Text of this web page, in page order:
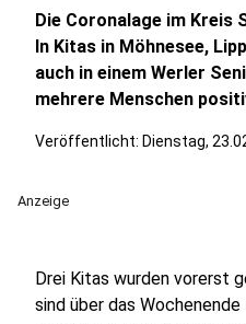
Die Coronalage im Kreis
In Kitas in Möhnesee,
auch in einem Werler
mehrere Menschen
Veröffentlicht: Dienstag,
Anzeige
Drei Kitas wurden vorerst
sind über das